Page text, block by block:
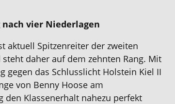
nach vier Niederlagen
aktuell Spitzenreiter der zweiten
daher auf dem zehnten Rang. Mit
gegen das Schlusslicht Holstein Kiel II
von Benny Hoose am
den Klassenerhalt nahezu perfekt